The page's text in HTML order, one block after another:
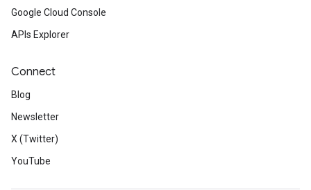
Google Cloud Console
APIs Explorer
Connect
Blog
Newsletter
X (Twitter)
YouTube